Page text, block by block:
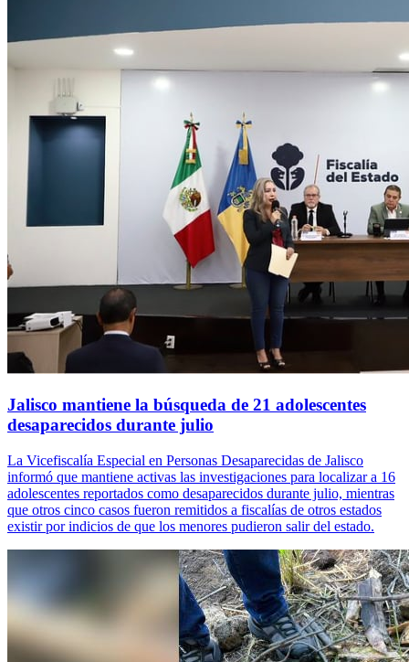
Jalisco mantiene la búsqueda de 21 adolescentes
desaparecidos durante julio
La Vicefiscalía Especial en Personas Desaparecidas de Jalisco
informó que mantiene activas las investigaciones para localizar a 16
adolescentes reportados como desaparecidos durante julio, mientras
que otros cinco casos fueron remitidos a fiscalías de otros estados
existir por indicios de que los menores pudieron salir del estado.